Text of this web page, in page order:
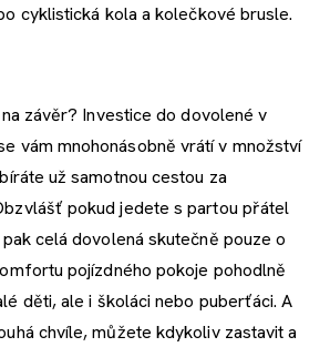
cyklistická kola a kolečkové brusle.
závěr? Investice do dovolené v
vám mnohonásobně vrátí v množství
už samotnou cestou za
pokud jedete s partou přátel
celá dovolená skutečně pouze o
pojízdného pokoje pohodlně
děti, ale i školáci nebo puberťáci. A
chvíle, můžete kdykoliv zastavit a